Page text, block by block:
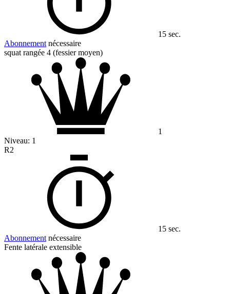
15 sec.
Abonnement nécessaire
squat rangée 4 (fessier moyen)
1
Niveau: 1
R2
15 sec.
Abonnement nécessaire
Fente latérale extensible